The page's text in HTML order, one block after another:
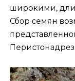
широкими,
Сбор семян